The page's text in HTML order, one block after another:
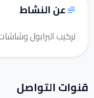
عن النشاط
تركيب البرابول
قنوات التواصل